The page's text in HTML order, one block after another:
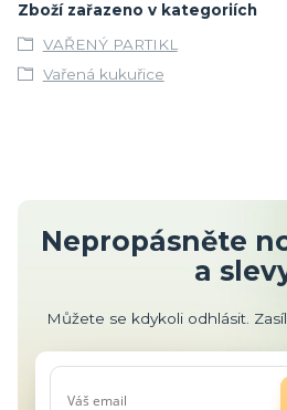
Zboží zařazeno v kategoriích
VAŘENÝ PARTIKL
Vařená kukuřice
Nepropásněte
a
Můžete se kdykoli odhlásit.